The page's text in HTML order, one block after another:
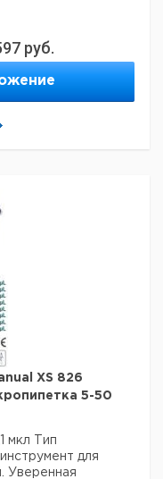
руб.
XS 826
5-50
мкл
Тип
для
Уверенная